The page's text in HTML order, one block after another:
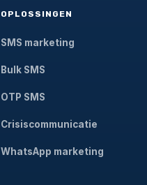
OPLOSSINGEN
SMS marketing
Bulk SMS
OTP SMS
Crisiscommunicatie
WhatsApp marketing